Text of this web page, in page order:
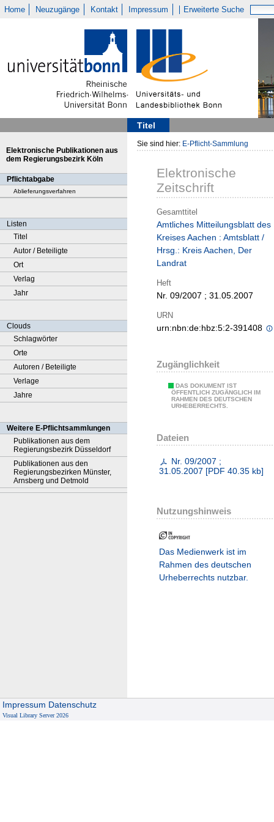
Home Neuzugänge Kontakt Impressum Erweiterte Suche
Titel
Elektronische Publikationen aus
dem Regierungsbezirk Köln
Pflichtabgabe
Ablieferungsverfahren
Listen
Titel
Autor / Beteiligte
Ort
Verlag
Jahr
Clouds
Schlagwörter
Orte
Autoren / Beteiligte
Verlage
Jahre
Weitere E-Pflichtsammlungen
Publikationen aus dem
Regierungsbezirk Düsseldorf
Publikationen aus den
Regierungsbezirken Münster,
Arnsberg und Detmold
Sie sind hier: E-Pflicht-Sammlung
Elektronische
Zeitschrift
Gesamttitel
Amtliches Mitteilungsblatt des
Kreises Aachen : Amtsblatt /
Hrsg.: Kreis Aachen, Der
Landrat
Heft
Nr. 09/2007 ; 31.05.2007
URN
urn:nbn:de:hbz:5:2-391408
Zugänglichkeit
DAS DOKUMENT IST
ÖFFENTLICH ZUGÄNGLICH IM
RAHMEN DES DEUTSCHEN
URHEBERRECHTS.
Dateien
Nr. 09/2007 ;
31.05.2007 [PDF 40.35 kb]
Nutzungshinweis
Das Medienwerk ist im
Rahmen des deutschen
Urheberrechts nutzbar.
Impressum Datenschutz
Visual Library Server 2026